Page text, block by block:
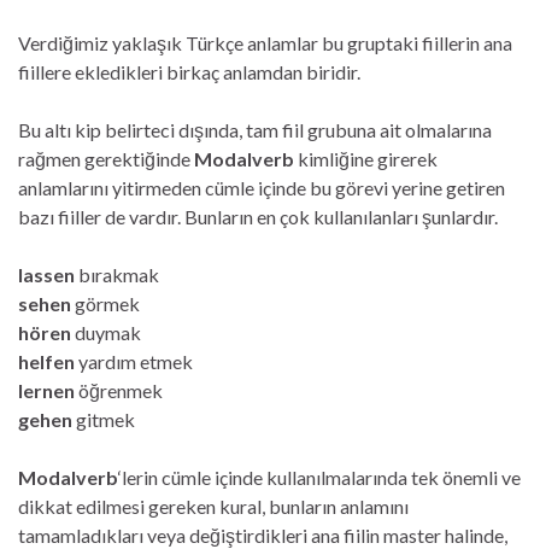
Verdiğimiz yaklaşık Türkçe anlamlar bu gruptaki fiillerin ana
fiillere ekledikleri birkaç anlamdan biridir.
Bu altı kip belirteci dışında, tam fiil grubuna ait olmalarına
rağmen gerektiğinde Modalverb kimliğine girerek
anlamlarını yitirmeden cümle içinde bu görevi yerine getiren
bazı fiiller de vardır. Bunların en çok kullanılanları şunlardır.
lassen bırakmak
sehen görmek
hören duymak
helfen yardım etmek
lernen öğrenmek
gehen gitmek
Modalverb‘lerin cümle içinde kullanılmalarında tek önemli ve
dikkat edilmesi gereken kural, bunların anlamını
tamamladıkları veya değiştirdikleri ana fiilin master halinde,